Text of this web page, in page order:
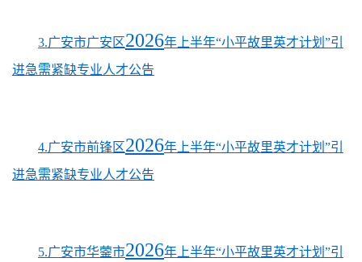
3.广安市广安区2026年上半年“小平故里英才计划”引
进急需紧缺专业人才公告
4.广安市前锋区2026年上半年“小平故里英才计划”引
进急需紧缺专业人才公告
5.广安市华蓥市2026年上半年“小平故里英才计划”引